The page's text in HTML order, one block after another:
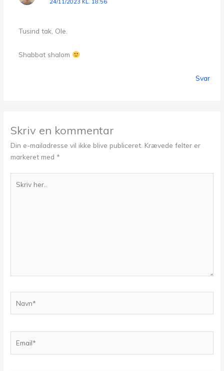
Tusind tak, Ole.
Shabbat shalom
Svar
Skriv en kommentar
Din e-mailadresse vil ikke blive publiceret. Krævede felter er
markeret med *
her..